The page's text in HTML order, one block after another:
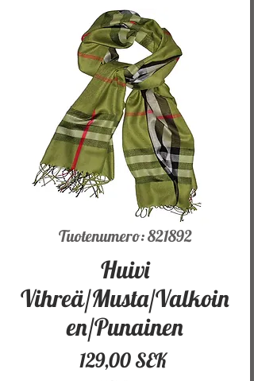
Tuotenumero: 821892
Huivi
Vihreä/Musta/Valkoin
en/Punainen
129,00 SEKHinta